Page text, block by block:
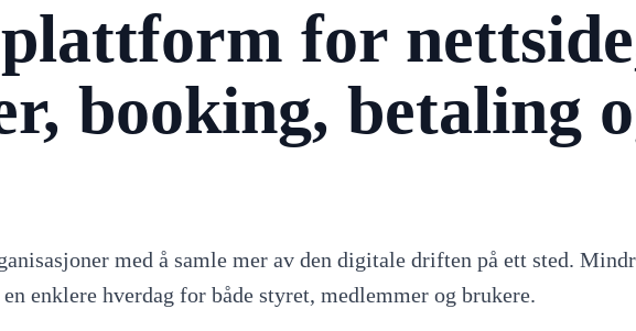
for
booking, betaling
med å samle mer av den digitale driften på ett sted.
enklere hverdag for både styret, medlemmer og brukere.